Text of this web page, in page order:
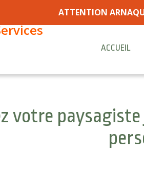
ATTENTION
ACCUEIL
votre